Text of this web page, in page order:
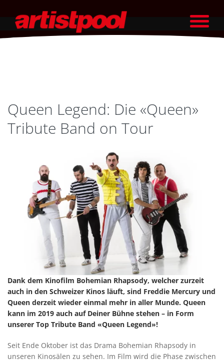
Queen Legend: Die «Queen»
Tribute Band on Tour
Dank dem Kinofilm Bohemian Rhapsody, welcher zurzeit
auch in den Schweizer Kinos läuft, sind Freddie Mercury und
Queen derzeit wieder einmal mehr in aller Munde. Queen
kann im 2019 auch auf Deiner Bühne stehen – in Form
unserer Top Tribute Band «Queen Legend»!
Seit Ende Oktober ist das Drama Bohemian Rhapsody in
unseren Kinosälen zu sehen. Im Film wird die Phase zwischen